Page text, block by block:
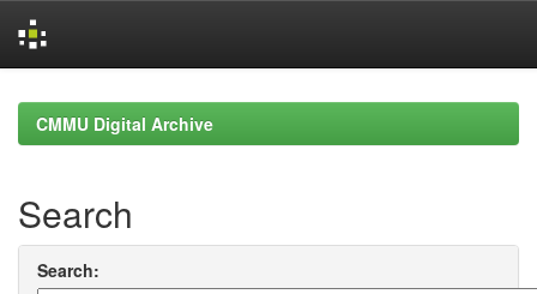
navigationCMMU Digital Archive
Search
Search: